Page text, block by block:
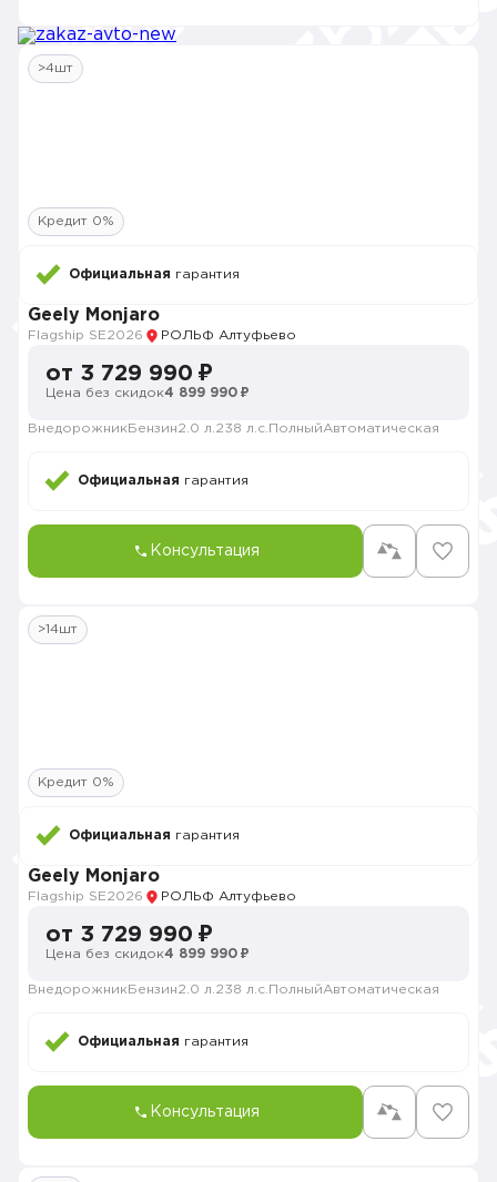
>4шт
Кредит 0%
Официальная гарантия
Geely Monjaro
Flagship SE2026 РОЛЬФ Алтуфьево
от 3 729 990 ₽
Цена без скидок4 899 990 ₽
Внедорожник Бензин2.0 л. 238 л.с. ПолныйАвтоматическая
Официальная гарантия
Консультация
>14шт
Кредит 0%
Официальная гарантия
Geely Monjaro
Flagship SE2026 РОЛЬФ Алтуфьево
от 3 729 990 ₽
Цена без скидок4 899 990 ₽
Внедорожник Бензин2.0 л. 238 л.с. ПолныйАвтоматическая
Официальная гарантия
Консультация